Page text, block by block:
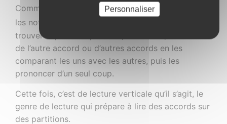
Comme pour les exercices 1 et 2, il faut identifier
les notes du 1
trouver le plus vite possible, en silence, les notes
de l’autre accord ou d’autres accords en les
comparant les uns avec les autres, puis les
prononcer d’un seul coup.
Cette fois, c’est de lecture verticale qu’il s’agit, le
genre de lecture qui prépare à lire des accords sur
des partitions.
Personnaliser